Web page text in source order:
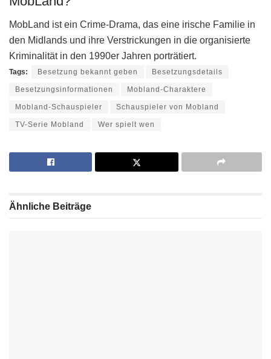
MobLand ist ein Crime-Drama, das eine irische Familie in
den Midlands und ihre Verstrickungen in die organisierte
Kriminalität in den 1990er Jahren porträtiert.
Tags: Besetzung bekannt geben Besetzungsdetails
Besetzungsinformationen Mobland-Charaktere
Mobland-Schauspieler Schauspieler von Mobland
TV-Serie Mobland Wer spielt wen
Ähnliche Beiträge